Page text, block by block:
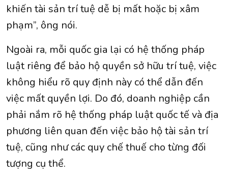
khiến tài sản trí tuệ dễ bị mất hoặc bị xâm
phạm”, ông nói.
Ngoài ra, mỗi quốc gia lại có hệ thống pháp
luật riêng để bảo hộ quyền sở hữu trí tuệ, việc
không hiểu rõ quy định này có thể dẫn đến
việc mất quyền lợi. Do đó, doanh nghiệp cần
phải nắm rõ hệ thống pháp luật quốc tế và địa
phương liên quan đến việc bảo hộ tài sản trí
tuệ, cũng như các quy chế thuế cho từng đối
tượng cụ thể.